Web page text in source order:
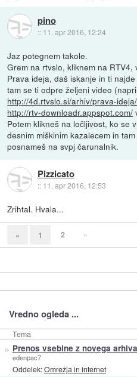
pino
:: 11. apr 2016, 12:24
Jaz potegnem takole.
Grem na rtvslo, kliknem na
Prava ideja, daš iskanje in ti
tam se ti odpre željeni video
http://4d.rtvslo.si/arhiv/prava-
http://rtv-downloadr.appspot.com/
Potem klikneš na ločljivost, ko se
desnim miškinim kazalecem in
posnameš na svpj čarunalnik.
Pizzicato
:: 11. apr 2016, 12:53
Zrihtal. Hvala...
« 1 2 »
Vredno ogleda ...
Tema
» Prenos vsebine z novega
edenpac7
Oddelek:Omrežja in internet